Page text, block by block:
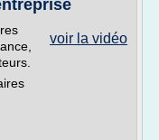
voir la vidéo